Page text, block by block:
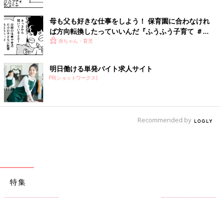
母も父も好きな仕事をしよう！ 保育園に合わなけれ
ば方向転換したっていいんだ『ふうふう子育て ＃
61』赤ちゃん・育児
明日働ける単発バイト求人サイト
PR(ショットワークス)
Recommended by
特集